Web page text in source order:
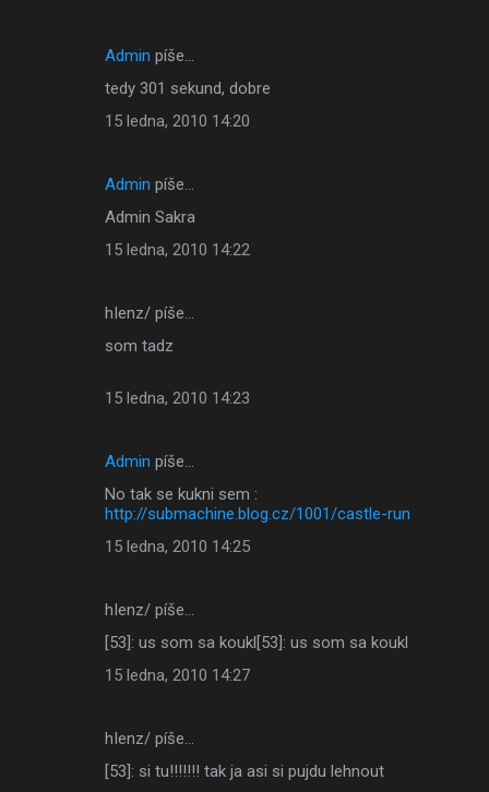
Admin píše…
tedy 301 sekund, dobre
15 ledna, 2010 14:20
Admin píše…
Admin Sakra
15 ledna, 2010 14:22
hIenz/ píše…
som tadz
15 ledna, 2010 14:23
Admin píše…
No tak se kukni sem :
http://submachine.blog.cz/1001/castle-run
15 ledna, 2010 14:25
hIenz/ píše…
[53]: us som sa koukl[53]: us som sa koukl
15 ledna, 2010 14:27
hIenz/ píše…
[53]: si tu!!!!!!! tak ja asi si pujdu lehnout